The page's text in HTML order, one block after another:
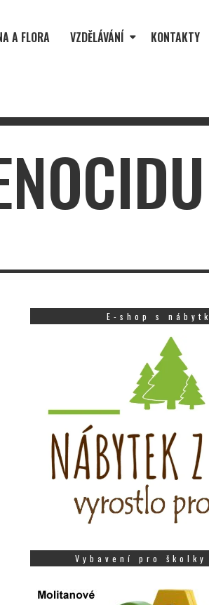
A FLORA VZDĚLÁVÁNÍ KONTAKTY
E-shop s
Vybavení pro